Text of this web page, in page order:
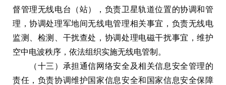
督管理无线电台（站），负责卫星轨道位置的协调和管
理，协调处理军地间无线电管理相关事宜，负责无线电
监测、检测、干扰查处，协调处理电磁干扰事宜，维护
空中电波秩序，依法组织实施无线电管制。
（十三）承担通信网络安全及相关信息安全管理的
责任，负责协调维护国家信息安全和国家信息安全保障